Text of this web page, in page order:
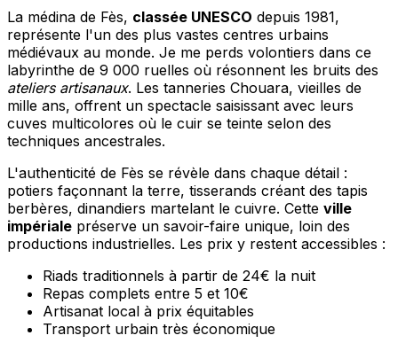
La médina de Fès, classée UNESCO depuis 1981,
représente l'un des plus vastes centres urbains
médiévaux au monde. Je me perds volontiers dans ce
labyrinthe de 9 000 ruelles où résonnent les bruits des
ateliers artisanaux. Les tanneries Chouara, vieilles de
mille ans, offrent un spectacle saisissant avec leurs
cuves multicolores où le cuir se teinte selon des
techniques ancestrales.
L'authenticité de Fès se révèle dans chaque détail :
potiers façonnant la terre, tisserands créant des tapis
berbères, dinandiers martelant le cuivre. Cette ville
impériale préserve un savoir-faire unique, loin des
productions industrielles. Les prix y restent accessibles :
Riads traditionnels à partir de 24€ la nuit
Repas complets entre 5 et 10€
Artisanat local à prix équitables
Transport urbain très économique